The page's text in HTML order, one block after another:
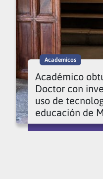
Academicos
Académico
Doctor con
uso de
educación de